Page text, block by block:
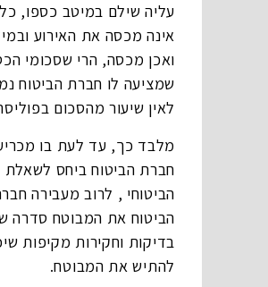
עליה שילם במיטב כספו,
אינה מכסה את האירוע
ואכן מכסה, הרי שסכומי
שמציעה לו חברת הביטוח
לאין שיעור מהסכום
מלבד כך, עד לעת בו
חברת הביטוח ביחס לשאלת
הביטוחי , לרוב מעבירה
הביטוח את המבוטח סדרה
בדיקות וחקירות מקיפות
להתיש את המבוטח.